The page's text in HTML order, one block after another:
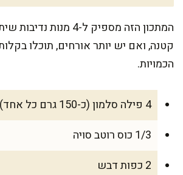
המתכון הזה מספיק ל-4
קטנה, ואם יש יותר אורחים, תוכלו
הכמויות.
4 פילה סלמון (כ-150 גרם כל אחד)
1/3 כוס רוטב סויה
2 כפות דבש